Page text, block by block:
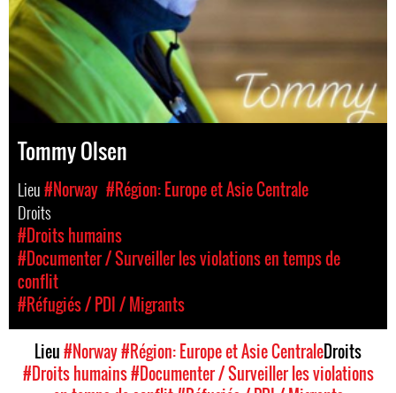
Tommy Olsen
Lieu#Norway #Région: Europe et Asie Centrale
Droits
#Droits humains
#Documenter / Surveiller les violations en temps de
conflit
#Réfugiés / PDI / Migrants
Lieu#Norway#Région: Europe et Asie CentraleDroits
#Droits humains#Documenter / Surveiller les violations